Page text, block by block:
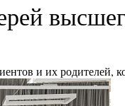
и их родителей,